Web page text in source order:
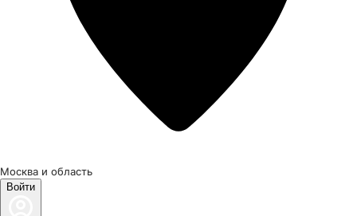
Москва и область
Войти